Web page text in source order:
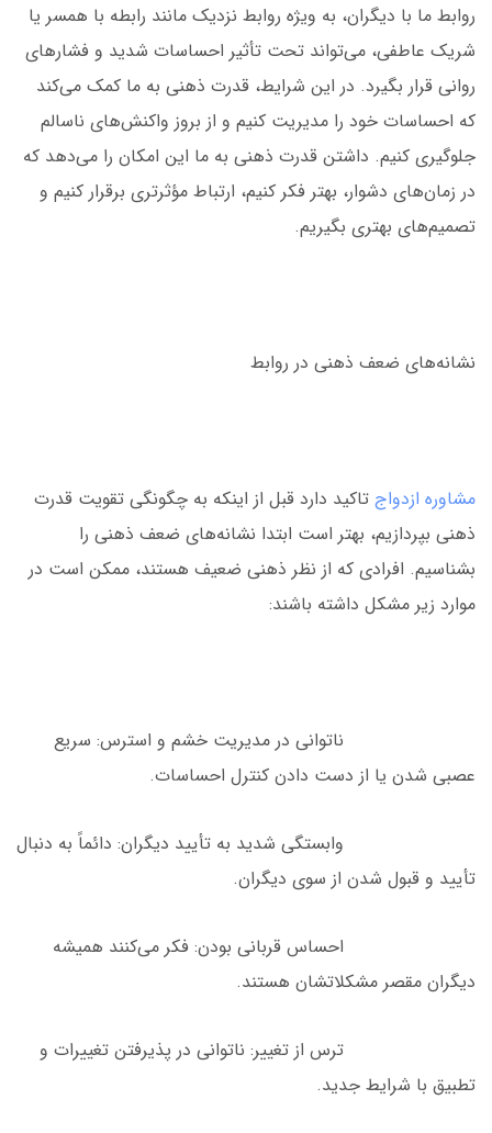
روابط ما با دیگران، به ویژه روابط نزدیک مانند رابطه با همسر یا
شریک عاطفی، می‌تواند تحت تأثیر احساسات شدید و فشارهای
روانی قرار بگیرد. در این شرایط، قدرت ذهنی به ما کمک می‌کند
که احساسات خود را مدیریت کنیم و از بروز واکنش‌های ناسالم
جلوگیری کنیم. داشتن قدرت ذهنی به ما این امکان را می‌دهد که
در زمان‌های دشوار، بهتر فکر کنیم، ارتباط مؤثرتری برقرار کنیم و
تصمیم‌های بهتری بگیریم.
نشانه‌های ضعف ذهنی در روابط
مشاوره ازدواج ‌ تاکید دارد قبل از اینکه به چگونگی تقویت قدرت
ذهنی بپردازیم، بهتر است ابتدا نشانه‌های ضعف ذهنی را
بشناسیم. افرادی که از نظر ذهنی ضعیف هستند، ممکن است در
موارد زیر مشکل داشته باشند:
ناتوانی در مدیریت خشم و استرس: سریع
عصبی شدن یا از دست دادن کنترل احساسات.
وابستگی شدید به تأیید دیگران: دائماً به دنبال
تأیید و قبول شدن از سوی دیگران.
احساس قربانی بودن: فکر می‌کنند همیشه
دیگران مقصر مشکلاتشان هستند.
ترس از تغییر: ناتوانی در پذیرفتن تغییرات و
تطبیق با شرایط جدید.